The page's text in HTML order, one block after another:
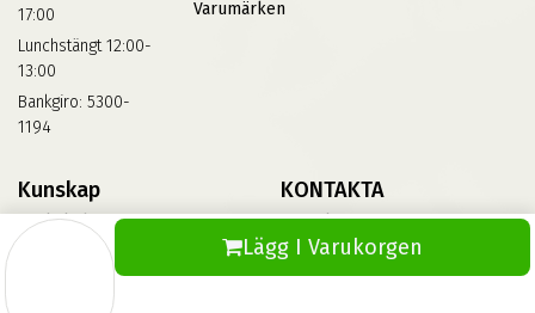
Lägg I Varukorgen
17:00
Lunchstängt 12:00-
13:00
Bankgiro: 5300-
1194
Varumärken
Kunskap
Däckskola
KONTAKTA
Kontakta Oss
Vinterdäck